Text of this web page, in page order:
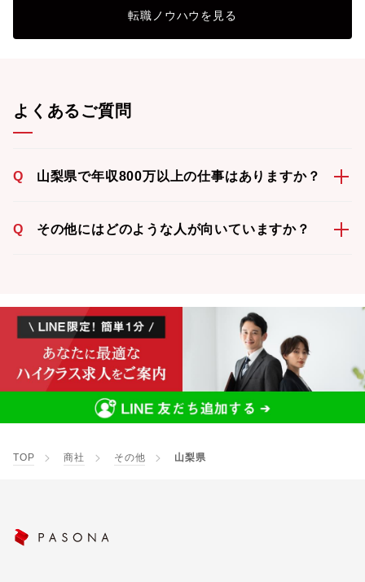
転職ノウハウを見る
よくあるご質問
Q 山梨県で年収800万以上の仕事はありますか？
Q その他にはどのような人が向いていますか？
TOP 商社 その他 山梨県